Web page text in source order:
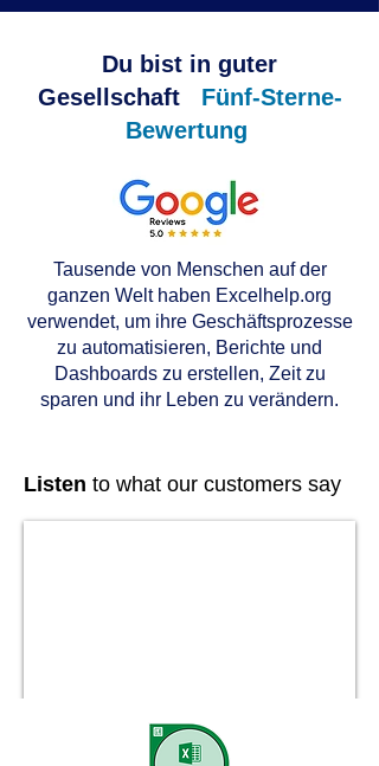
Du bist in guter
Gesellschaft
Fünf-Sterne-
Bewertung
Tausende von Menschen auf der
ganzen Welt haben Excelhelp.org
verwendet, um ihre Geschäftsprozesse
zu automatisieren, Berichte und
Dashboards zu erstellen, Zeit zu
sparen und ihr Leben zu verändern.
Listen to what our customers say